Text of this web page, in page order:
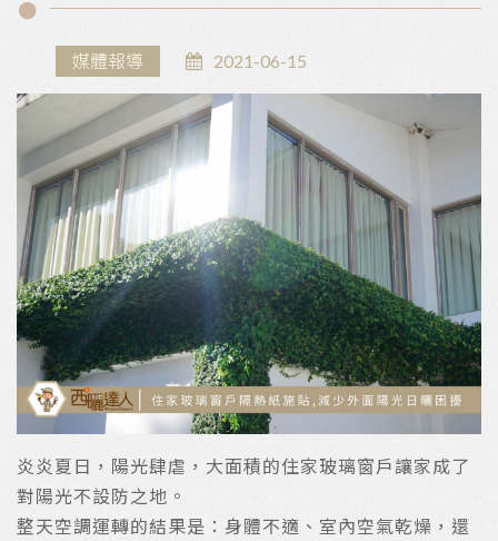
媒體報導 2021-06-15
炎炎夏日，陽光肆虐，大面積的住家玻璃窗戶讓家成了
對陽光不設防之地。
整天空調運轉的結果是：身體不適、室內空氣乾燥，還